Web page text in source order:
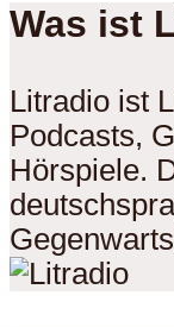
Was ist
Litradio ist
Podcasts,
Hörspiele.